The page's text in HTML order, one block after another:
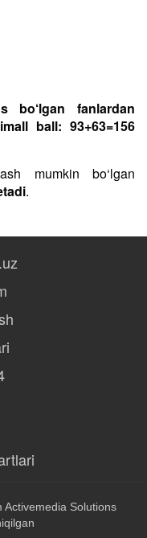
bo‘lgan fanlardan
ball: 93+63=156
mumkin bo‘lgan
.
Activemedia Solutions